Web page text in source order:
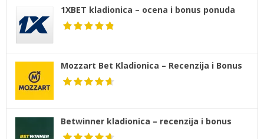
1XBET kladionica – ocena i bonus ponuda
Mozzart Bet Kladionica – Recenzija i Bonus
Betwinner kladionica – recenzija i bonus